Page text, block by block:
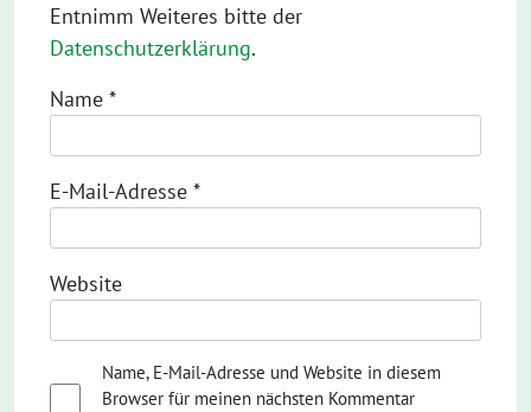
Entnimm Weiteres bitte der
Datenschutzerklärung.
Name *
E-Mail-Adresse *
Website
Name, E-Mail-Adresse und Website in diesem
Browser für meinen nächsten Kommentar